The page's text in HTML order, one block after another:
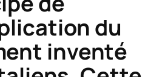
du
inventé